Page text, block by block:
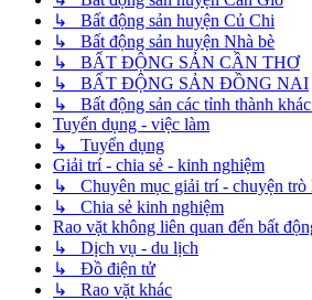
↳ Bất động sản huyện Củ Chi
↳ Bất động sản huyện Nhà bè
↳ BẤT ĐỘNG SẢN CẦN THƠ
↳ BẤT ĐỘNG SẢN ĐỒNG NAI
↳ Bất động sản các tỉnh thành
Tuyển dụng - việc làm
↳ Tuyển dụng
Giải trí - chia sẻ - kinh nghiệm
↳ Chuyên mục giải trí - chuyện trò
↳ Chia sẻ kinh nghiệm
Rao vặt không liên quan đến bất
↳ Dịch vụ - du lịch
↳ Đồ điện tử
↳ Rao vặt khác